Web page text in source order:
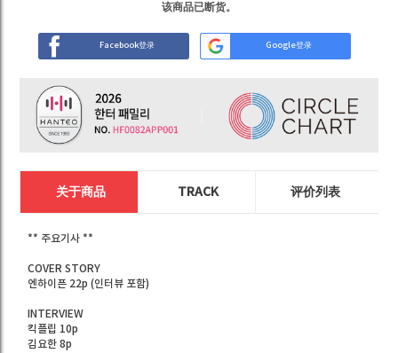
该商品已断货。
Facebook登录 Google登录
关于商品 TRACK 评价列表
** 주요기사 **
COVER STORY
엔하이픈 22p (인터뷰 포함)
INTERVIEW
킥플립 10p
김요한 8p